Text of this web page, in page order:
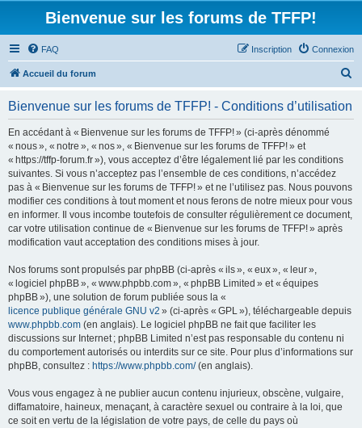
Bienvenue sur les forums de TFFP!
FAQ Connexion
Inscription
Accueil du forum
Bienvenue sur les forums de TFFP! - Conditions d’utilisation
En accédant à « Bienvenue sur les forums de TFFP! » (ci-après dénommé
« nous », « notre », « nos », « Bienvenue sur les forums de TFFP! » et
« https://tffp-forum.fr »), vous acceptez d’être légalement lié par les conditions
suivantes. Si vous n’acceptez pas l’ensemble de ces conditions, n’accédez
pas à « Bienvenue sur les forums de TFFP! » et ne l’utilisez pas. Nous pouvons
modifier ces conditions à tout moment et nous ferons de notre mieux pour vous
en informer. Il vous incombe toutefois de consulter régulièrement ce document,
car votre utilisation continue de « Bienvenue sur les forums de TFFP! » après
modification vaut acceptation des conditions mises à jour.
Nos forums sont propulsés par phpBB (ci-après « ils », « eux », « leur »,
« logiciel phpBB », « www.phpbb.com », « phpBB Limited » et « équipes
phpBB »), une solution de forum publiée sous la «
licence publique générale GNU v2 » (ci-après « GPL »), téléchargeable depuis
www.phpbb.com (en anglais). Le logiciel phpBB ne fait que faciliter les
discussions sur Internet ; phpBB Limited n’est pas responsable du contenu ni
du comportement autorisés ou interdits sur ce site. Pour plus d’informations sur
phpBB, consultez : https://www.phpbb.com/(en anglais).
Vous vous engagez à ne publier aucun contenu injurieux, obscène, vulgaire,
diffamatoire, haineux, menaçant, à caractère sexuel ou contraire à la loi, que
ce soit en vertu de la législation de votre pays, de celle du pays où